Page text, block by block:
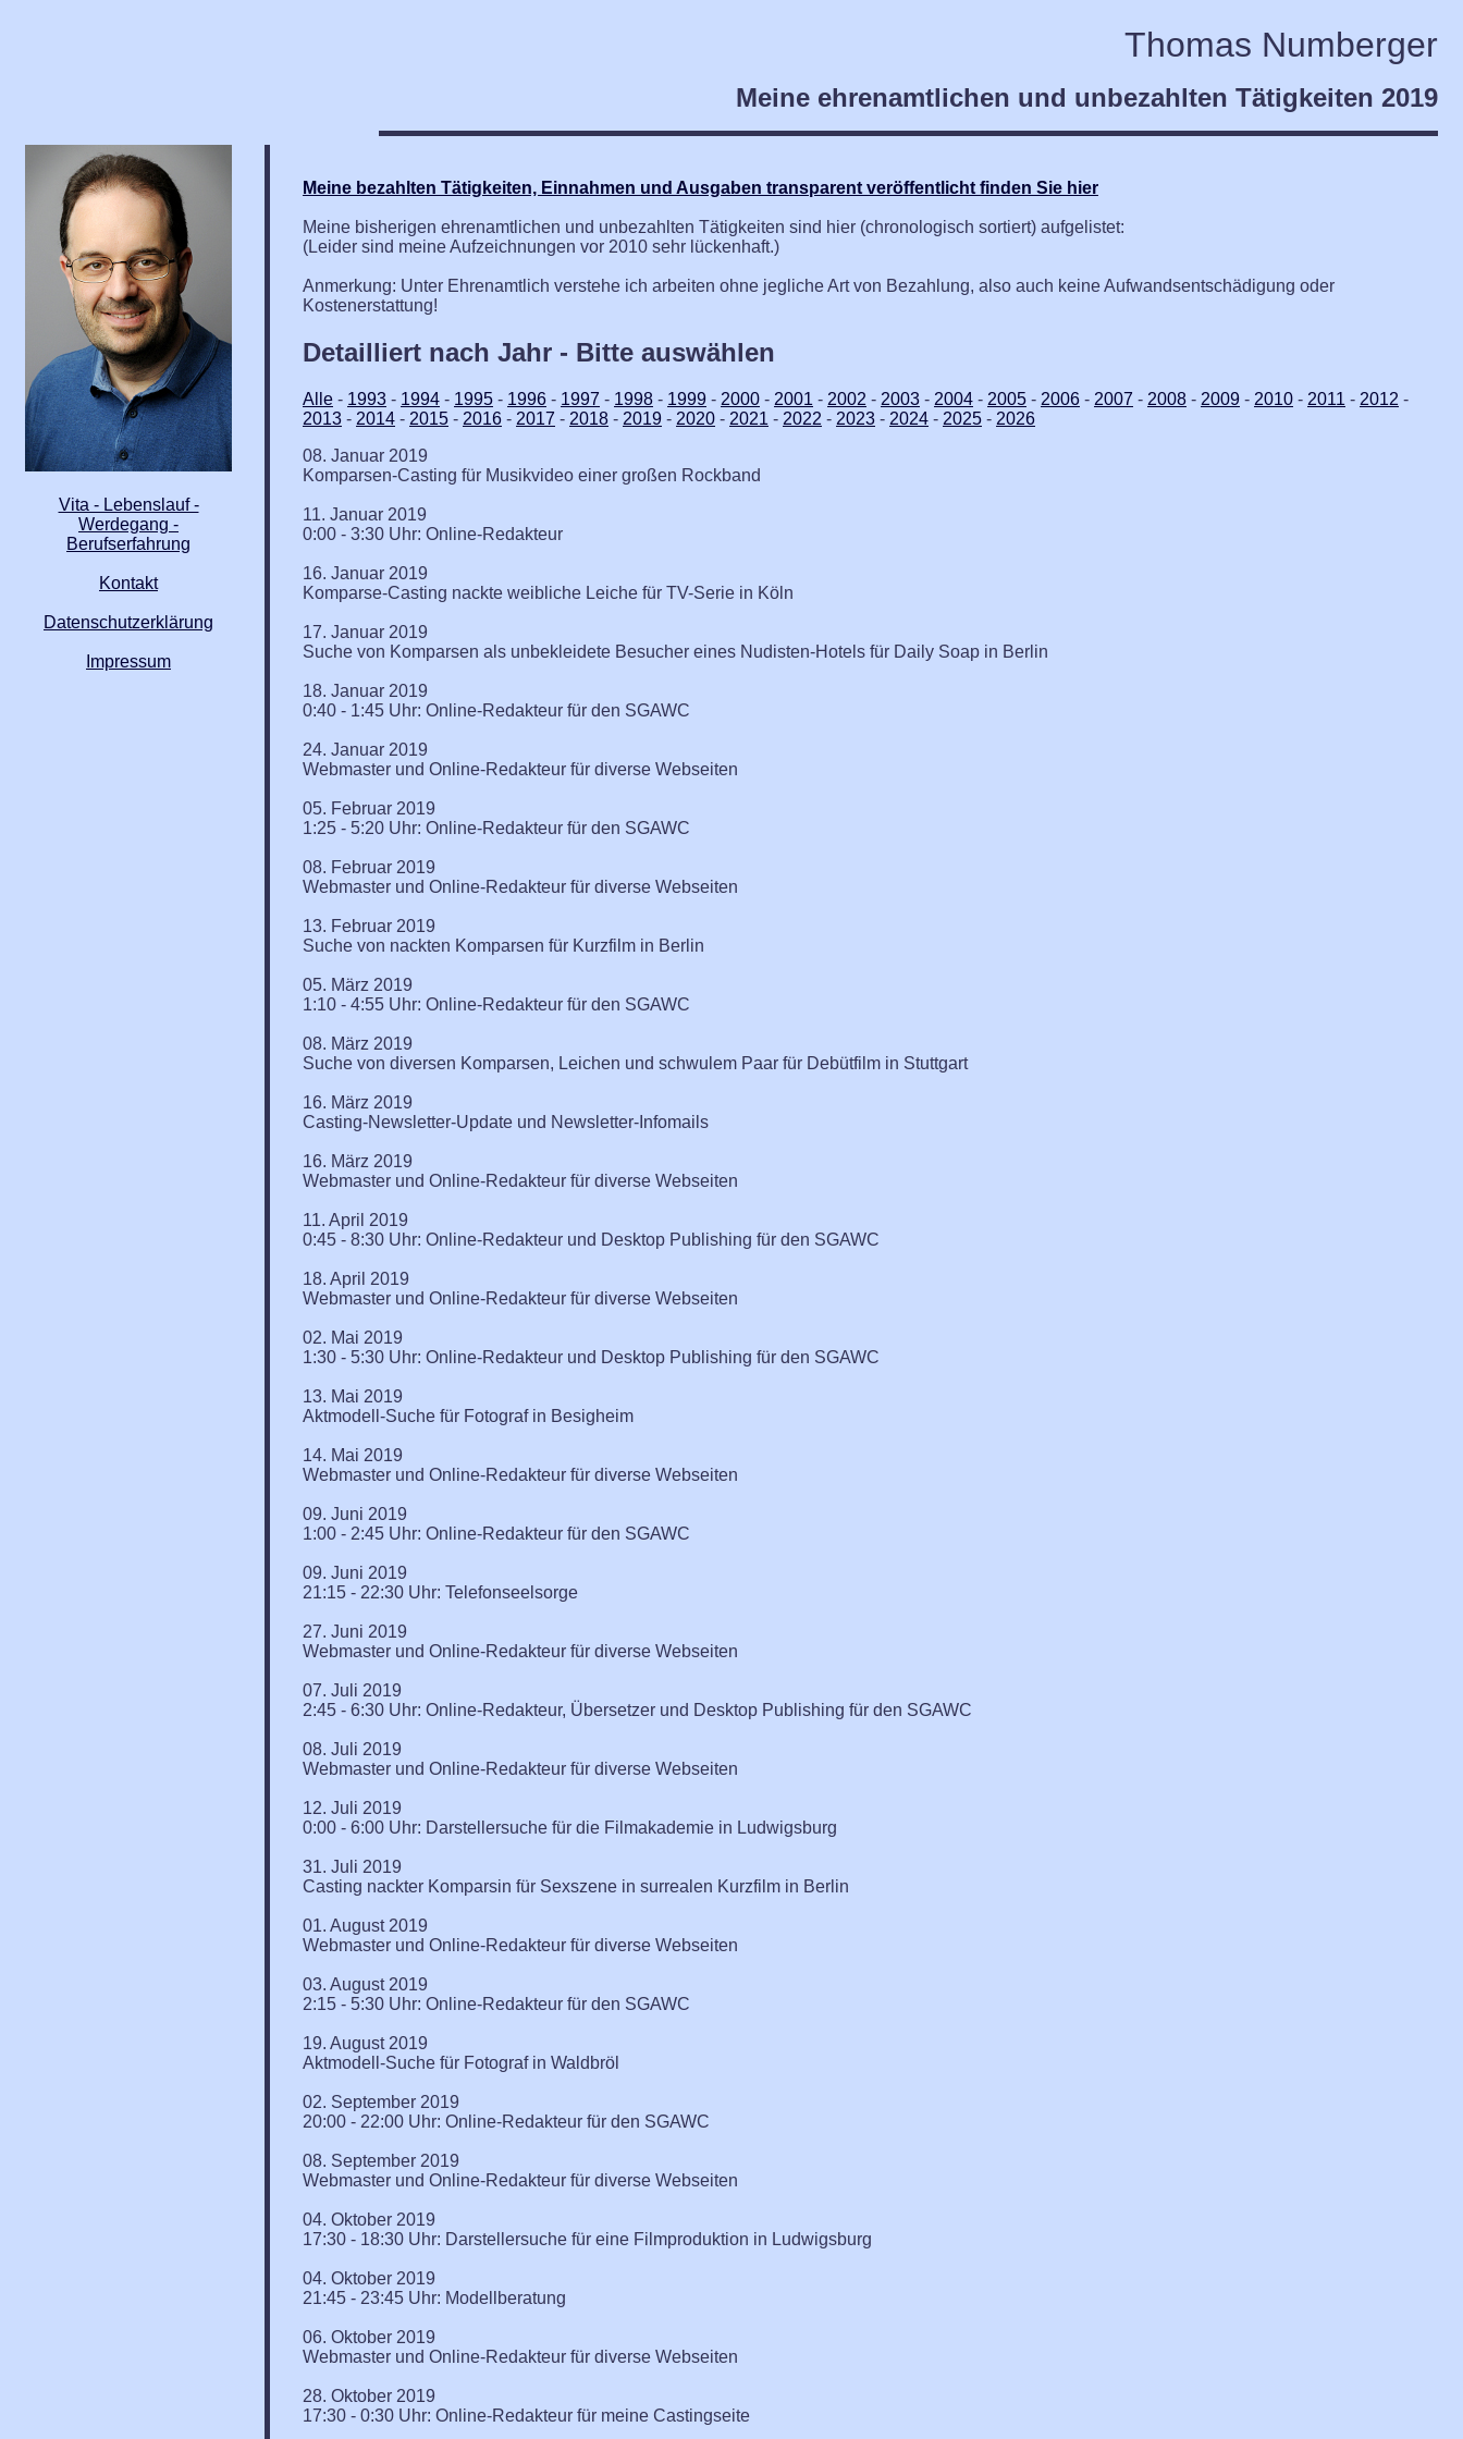
Thomas Numberger
Meine ehrenamtlichen und unbezahlten Tätigkeiten 2019
Vita - Lebenslauf -
Werdegang -
Berufserfahrung
Kontakt
Datenschutzerklärung
Impressum
Meine bezahlten Tätigkeiten, Einnahmen und Ausgaben transparent veröffentlicht finden Sie hier
Meine bisherigen ehrenamtlichen und unbezahlten Tätigkeiten sind hier (chronologisch sortiert) aufgelistet:
(Leider sind meine Aufzeichnungen vor 2010 sehr lückenhaft.)
Anmerkung: Unter Ehrenamtlich verstehe ich arbeiten ohne jegliche Art von Bezahlung, also auch keine Aufwandsentschädigung oder
Kostenerstattung!
Detailliert nach Jahr - Bitte auswählen
Alle - 1993 - 1994 - 1995 - 1996 - 1997 - 1998 - 1999 - 2000 - 2001 - 2002 - 2003 - 2004 - 2005 - 2006 - 2007 - 2008 - 2009 - 2010 - 2011 - 2012 -
2013 - 2014 - 2015 - 2016 - 2017 - 2018 - 2019 - 2020 - 2021 - 2022 - 2023 - 2024 - 2025 - 2026
08. Januar 2019
Komparsen-Casting für Musikvideo einer großen Rockband
11. Januar 2019
0:00 - 3:30 Uhr: Online-Redakteur
16. Januar 2019
Komparse-Casting nackte weibliche Leiche für TV-Serie in Köln
17. Januar 2019
Suche von Komparsen als unbekleidete Besucher eines Nudisten-Hotels für Daily Soap in Berlin
18. Januar 2019
0:40 - 1:45 Uhr: Online-Redakteur für den SGAWC
24. Januar 2019
Webmaster und Online-Redakteur für diverse Webseiten
05. Februar 2019
1:25 - 5:20 Uhr: Online-Redakteur für den SGAWC
08. Februar 2019
Webmaster und Online-Redakteur für diverse Webseiten
13. Februar 2019
Suche von nackten Komparsen für Kurzfilm in Berlin
05. März 2019
1:10 - 4:55 Uhr: Online-Redakteur für den SGAWC
08. März 2019
Suche von diversen Komparsen, Leichen und schwulem Paar für Debütfilm in Stuttgart
16. März 2019
Casting-Newsletter-Update und Newsletter-Infomails
16. März 2019
Webmaster und Online-Redakteur für diverse Webseiten
11. April 2019
0:45 - 8:30 Uhr: Online-Redakteur und Desktop Publishing für den SGAWC
18. April 2019
Webmaster und Online-Redakteur für diverse Webseiten
02. Mai 2019
1:30 - 5:30 Uhr: Online-Redakteur und Desktop Publishing für den SGAWC
13. Mai 2019
Aktmodell-Suche für Fotograf in Besigheim
14. Mai 2019
Webmaster und Online-Redakteur für diverse Webseiten
09. Juni 2019
1:00 - 2:45 Uhr: Online-Redakteur für den SGAWC
09. Juni 2019
21:15 - 22:30 Uhr: Telefonseelsorge
27. Juni 2019
Webmaster und Online-Redakteur für diverse Webseiten
07. Juli 2019
2:45 - 6:30 Uhr: Online-Redakteur, Übersetzer und Desktop Publishing für den SGAWC
08. Juli 2019
Webmaster und Online-Redakteur für diverse Webseiten
12. Juli 2019
0:00 - 6:00 Uhr: Darstellersuche für die Filmakademie in Ludwigsburg
31. Juli 2019
Casting nackter Komparsin für Sexszene in surrealen Kurzfilm in Berlin
01. August 2019
Webmaster und Online-Redakteur für diverse Webseiten
03. August 2019
2:15 - 5:30 Uhr: Online-Redakteur für den SGAWC
19. August 2019
Aktmodell-Suche für Fotograf in Waldbröl
02. September 2019
20:00 - 22:00 Uhr: Online-Redakteur für den SGAWC
08. September 2019
Webmaster und Online-Redakteur für diverse Webseiten
04. Oktober 2019
17:30 - 18:30 Uhr: Darstellersuche für eine Filmproduktion in Ludwigsburg
04. Oktober 2019
21:45 - 23:45 Uhr: Modellberatung
06. Oktober 2019
Webmaster und Online-Redakteur für diverse Webseiten
28. Oktober 2019
17:30 - 0:30 Uhr: Online-Redakteur für meine Castingseite